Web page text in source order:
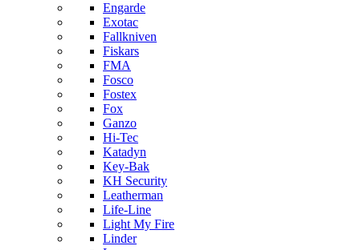
Engarde
Exotac
Fallkniven
Fiskars
FMA
Fosco
Fostex
Fox
Ganzo
Hi-Tec
Katadyn
Key-Bak
KH Security
Leatherman
Life-Line
Light My Fire
Linder